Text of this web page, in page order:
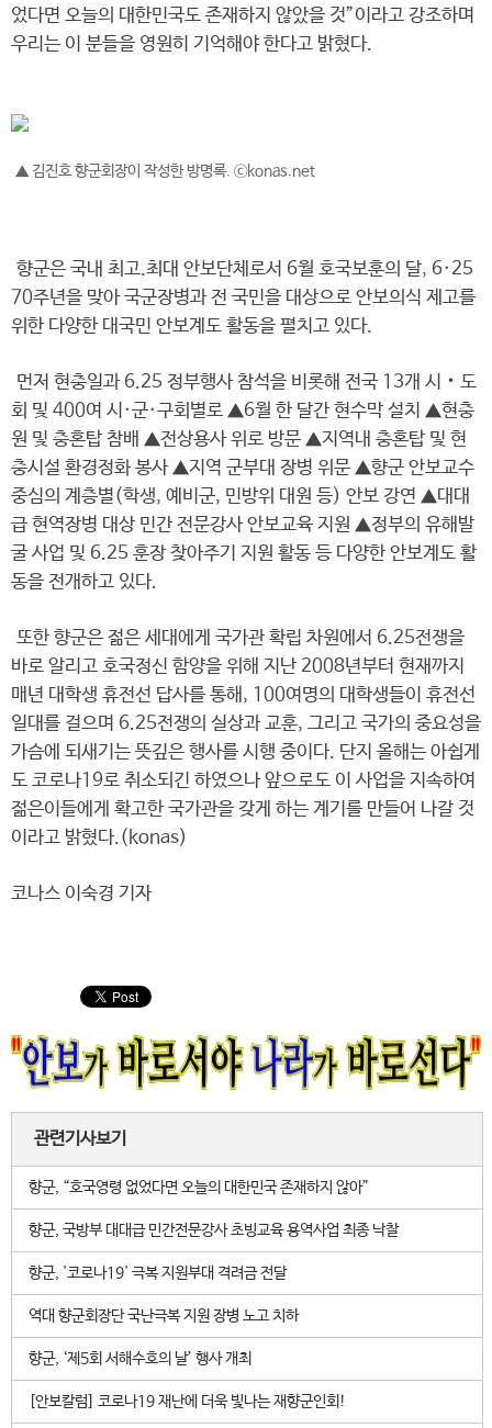
었다면 오늘의 대한민국도 존재하지 않았을 것”이라고 강조하며
우리는 이 분들을 영원히 기억해야 한다고 밝혔다.
▲ 김진호 향군회장이 작성한 방명록. ⓒkonas.net
향군은 국내 최고.최대 안보단체로서 6월 호국보훈의 달, 6·25
70주년을 맞아 국군장병과 전 국민을 대상으로 안보의식 제고를
위한 다양한 대국민 안보계도 활동을 펼치고 있다.
먼저 현충일과 6.25 정부행사 참석을 비롯해 전국 13개 시‧도
회 및 400여 시·군·구회별로 ▲6월 한 달간 현수막 설치 ▲현충
원 및 충혼탑 참배 ▲전상용사 위로 방문 ▲지역내 충혼탑 및 현
충시설 환경정화 봉사 ▲지역 군부대 장병 위문 ▲향군 안보교수
중심의 계층별(학생, 예비군, 민방위 대원 등) 안보 강연 ▲대대
급 현역장병 대상 민간 전문강사 안보교육 지원 ▲정부의 유해발
굴 사업 및 6.25 훈장 찾아주기 지원 활동 등 다양한 안보계도 활
동을 전개하고 있다.
또한 향군은 젊은 세대에게 국가관 확립 차원에서 6.25전쟁을
바로 알리고 호국정신 함양을 위해 지난 2008년부터 현재까지
매년 대학생 휴전선 답사를 통해, 100여명의 대학생들이 휴전선
일대를 걸으며 6.25전쟁의 실상과 교훈, 그리고 국가의 중요성을
가슴에 되새기는 뜻깊은 행사를 시행 중이다. 단지 올해는 아쉽게
도 코로나19로 취소되긴 하였으나 앞으로도 이 사업을 지속하여
젊은이들에게 확고한 국가관을 갖게 하는 계기를 만들어 나갈 것
이라고 밝혔다.(konas)
코나스 이숙경 기자
관련기사보기
향군, “호국영령 없었다면 오늘의 대한민국 존재하지 않아”
향군, 국방부 대대급 민간전문강사 초빙교육 용역사업 최종 낙찰
향군, '코로나19' 극복 지원부대 격려금 전달
역대 향군회장단 국난극복 지원 장병 노고 치하
향군, ‘제5회 서해수호의 날’ 행사 개최
[안보칼럼] 코로나19 재난에 더욱 빛나는 재향군인회!